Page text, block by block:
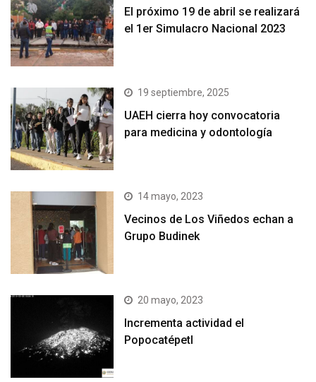
El próximo 19 de abril se realizará
el 1er Simulacro Nacional 2023
19 septiembre, 2025
UAEH cierra hoy convocatoria
para medicina y odontología
14 mayo, 2023
Vecinos de Los Viñedos echan a
Grupo Budinek
20 mayo, 2023
Incrementa actividad el
Popocatépetl